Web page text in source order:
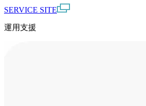
SERVICE SITE
運用支援